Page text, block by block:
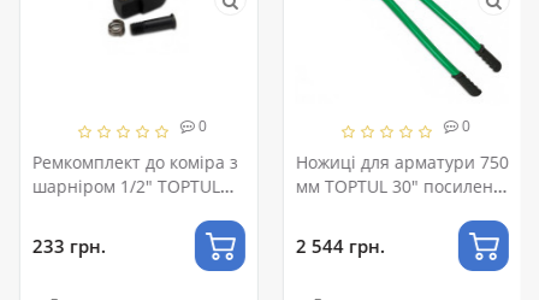
0
Ремкомплект до коміра з
шарніром 1/2" TOPTUL
233 грн.
0
Ножиці для арматури 750
мм TOPTUL 30" посилені
2 544 грн.